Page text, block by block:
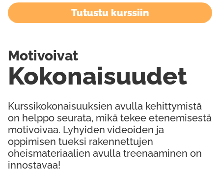
Tutustu kurssiin
Kurssikokonaisuuksien avulla kehittymistä
on helppo seurata, mikä tekee etenemisestä
motivoivaa. Lyhyiden videoiden ja
oppimisen tueksi rakennettujen
oheismateriaalien avulla treenaaminen on
innostavaa!
Kokonaisuudet
Motivoivat